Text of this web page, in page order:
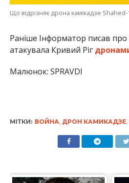
Що відрізняє дрона камікадзе Shahed-
Раніше Інформатор писав
атакувала Кривий Ріг
Малюнок: SPRAVDI
МІТКИ: ВОЙНА, ДРОН КАМИКАДЗЕ,